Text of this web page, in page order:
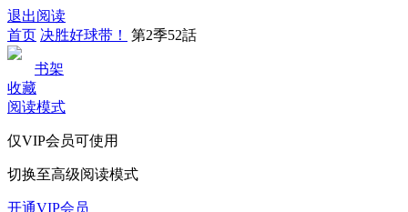
退出阅读
首页 决胜好球带！ 第2季52話
书架
收藏
阅读模式
仅VIP会员可使用
切换至高级阅读模式
开通VIP会员